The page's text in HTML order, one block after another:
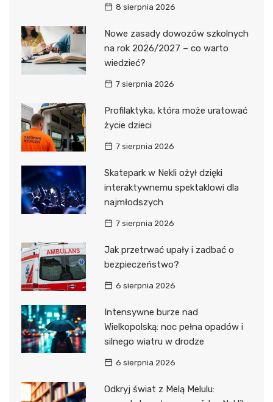
8 sierpnia 2026
Nowe zasady dowozów szkolnych
na rok 2026/2027 – co warto
wiedzieć?
7 sierpnia 2026
Profilaktyka, która może uratować
życie dzieci
7 sierpnia 2026
Skatepark w Nekli ożył dzięki
interaktywnemu spektaklowi dla
najmłodszych
7 sierpnia 2026
Jak przetrwać upały i zadbać o
bezpieczeństwo?
6 sierpnia 2026
Intensywne burze nad
Wielkopolską: noc pełna opadów i
silnego wiatru w drodze
6 sierpnia 2026
Odkryj świat z Melą Melulu: